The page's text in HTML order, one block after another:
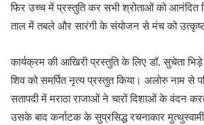
फिर उच्च में प्रस्तुति कर सभी श्रोताओं को आनंदित
ताल में तबले और सारंगी के संयोजन से मंच को
कार्यक्रम की आखिरी प्रस्तुति के लिए डॉ. सुचेता भिड़े
शिव को समर्पित नृत्य प्रस्तुत किया। अलोरु नाम से
सतापदी में मराठा राजाओं ने चारों दिशाओं के वंदन
उसके बाद कर्नाटक के सुप्रसिद्ध रचनाकार मुत्थुस्वामी